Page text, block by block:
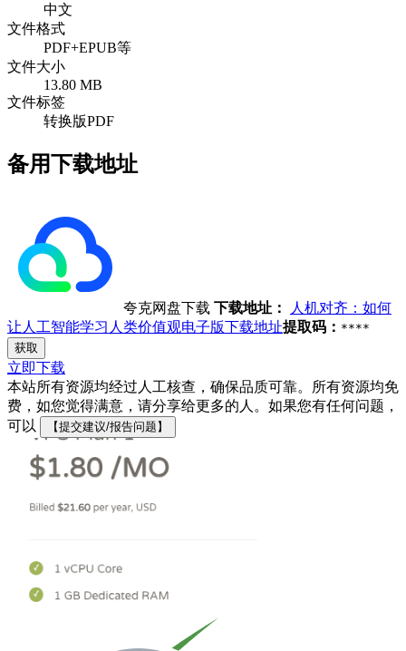
中文
文件格式
PDF+EPUB等
文件大小
13.80 MB
文件标签
转换版PDF
备用下载地址
夸克网盘下载 下载地址：
人机对齐：如何
让人工智能学习人类价值观电子版下载地址提取码： ****
获取
立即下载
本站所有资源均经过人工核查，确保品质可靠。所有资源均免
费，如您觉得满意，请分享给更多的人。如果您有任何问题，
可以
【提交建议/报告问题】